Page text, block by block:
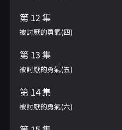
第 12 集
被討厭的勇氣(四)
第 13 集
被討厭的勇氣(五)
第 14 集
被討厭的勇氣(六)